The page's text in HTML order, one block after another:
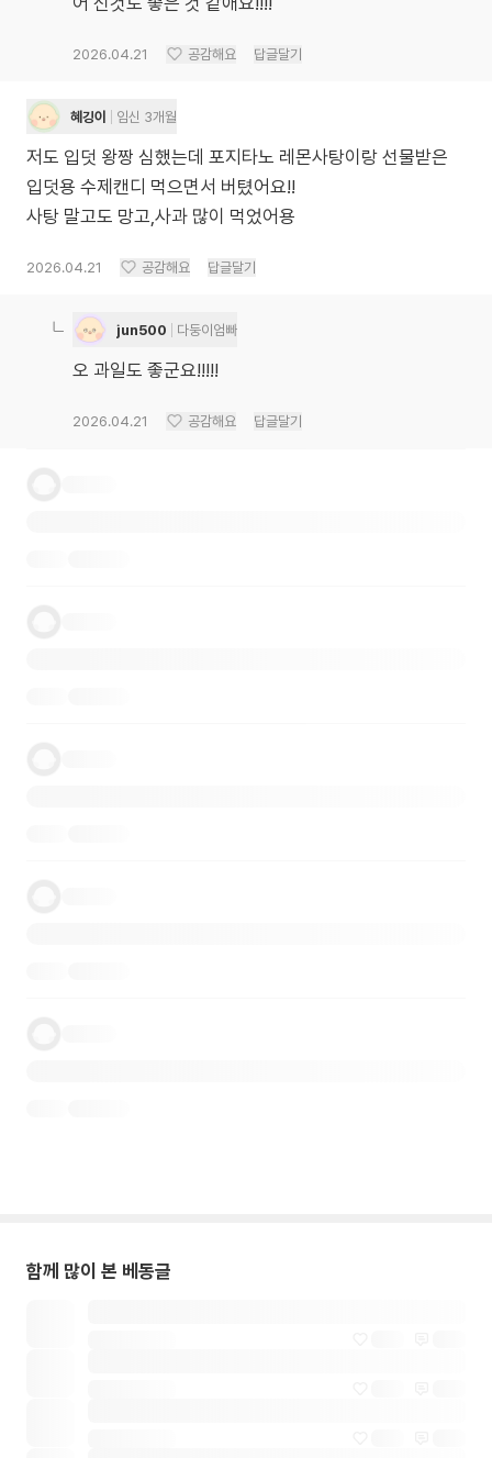
2026.04.21 공감해요 답글달기
혜깅이 임신 3개월
저도 입덧 왕짱 심했는데 포지타노 레몬사탕이랑 선물받은
입덧용 수제캔디 먹으면서 버텼어요!!
사탕 말고도 망고,사과 많이 먹었어용
2026.04.21 공감해요 답글달기
jun500 다둥이엄빠
오 과일도 좋군요!!!!!
2026.04.21 공감해요 답글달기
함께 많이 본 베동글